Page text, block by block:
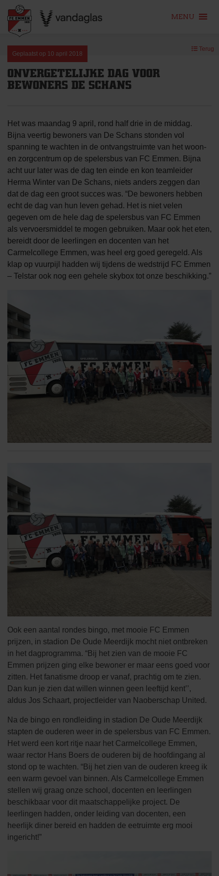
content
MENU
Geplaatst op 10 april 2018
Terug
ONVERGETELIJKE DAG VOOR
BEWONERS DE SCHANS
Het was maandag 9 april, rond half drie in de middag.
Bijna veertig bewoners van De Schans stonden vol
spanning te wachten in de ontvangstruimte van het woon-
en zorgcentrum op de spelersbus van FC Emmen. Bijna
acht uur later was de dag ten einde en kon teamleider
Herma Winter van De Schans, niets anders zeggen dan
dat de dag een groot succes was. “De bewoners hebben
echt de dag van hun leven gehad. Het is niet velen
gegeven om de hele dag de spelersbus van FC Emmen
als vervoersmiddel te mogen gebruiken. Maar ook het eten,
bereidt door de leerlingen en docenten van het
Carmelcollege Emmen, was heel erg goed geregeld. Als
klap op vuurpijl hadden wij tijdens de wedstrijd FC Emmen
– Telstar ook nog een gehele skybox tot onze beschikking.”
Ook een aantal rondes bingo, met mooie FC Emmen
prijzen, in stadion De Oude Meerdijk mocht niet ontbreken
in het dagprogramma. “Bij het zien van de mooie FC
Emmen prijzen ging elke bewoner er maar eens goed voor
zitten. Het fanatisme droop er vanaf, prachtig om te zien.
Dan kun je zien dat willen winnen geen leeftijd kent’’,
aldus Jos Schaart, projectleider van Naoberschap United.
Na de bingo en rondleiding in stadion De Oude Meerdijk
stapten de ouderen weer in de spelersbus van FC Emmen.
Het werd een kort ritje naar het Carmelcollege Emmen,
waar rector Hans Boers de ouderen bij de hoofdingang al
stond op te wachten. “Bij het zien van de ouderen kreeg ik
een warm gevoel van binnen. Als Carmelcollege Emmen
stellen wij graag onze school, docenten en leerlingen
beschikbaar voor dit maatschappelijke project. De
leerlingen hadden, onder leiding van docenten, een
heerlijk diner bereid en hadden de eetruimte erg mooi
ingericht!”